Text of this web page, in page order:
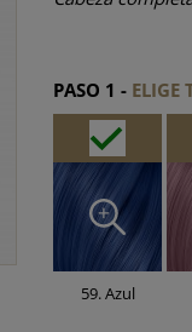
PASO 1 - ELIGE
59. Azul